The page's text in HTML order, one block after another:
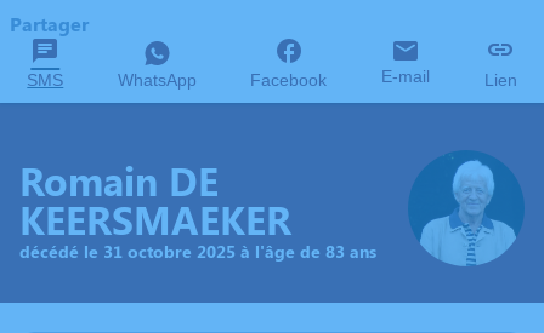
Partager
SMS WhatsApp Facebook E-mail Lien
Romain DE
KEERSMAEKER
décédé le 31 octobre 2025 à l'âge de 83 ans